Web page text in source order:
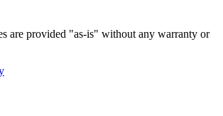
are provided "as-is" without any warranty or